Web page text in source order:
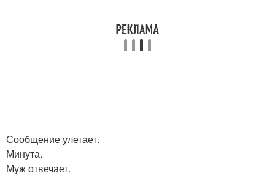
Сообщение улетает.
Минута.
Муж отвечает.